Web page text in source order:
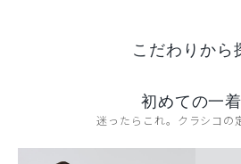
こだわりから
初めての一
迷ったらこれ。クラシコの